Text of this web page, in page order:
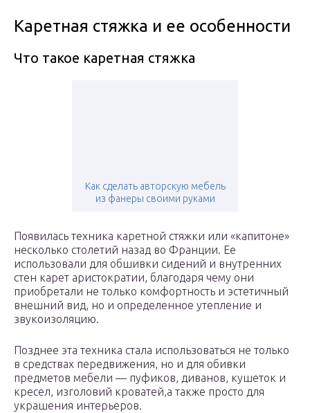
Каретная стяжка и ее особенности
Что такое каретная стяжка
Как сделать авторскую мебель
из фанеры своими руками
Появилась техника каретной стяжки или «капитоне»
несколько столетий назад во Франции. Ее
использовали для обшивки сидений и внутренних
стен карет аристократии, благодаря чему они
приобретали не только комфортность и эстетичный
внешний вид, но и определенное утепление и
звукоизоляцию.
Позднее эта техника стала использоваться не только
в средствах передвижения, но и для обивки
предметов мебели — пуфиков, диванов, кушеток и
кресел, изголовий кроватей,а также просто для
украшения интерьеров.